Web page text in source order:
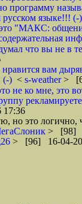
программу
русском языке!!! (-)
"МАКС:
что вы не в
вам
(-) < s-weather>
не ко мне, это
17:36
но это логично,
> [98]
> [96] 16-04-